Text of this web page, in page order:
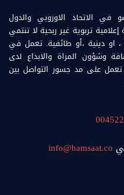
في الاتحاد الاوروبي والدول
إعلامية تربوية غير ربحية لا تنتمي
او دينية ،أو طائفية. تعمل في
وشؤون المراة والابداع لدى
تعمل على مد جسور التواصل بين
info@hamsaat.co